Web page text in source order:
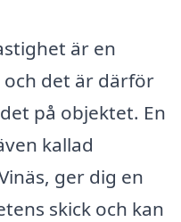
är en
det är därför
på objektet. En
kallad
ger dig en
skick och kan